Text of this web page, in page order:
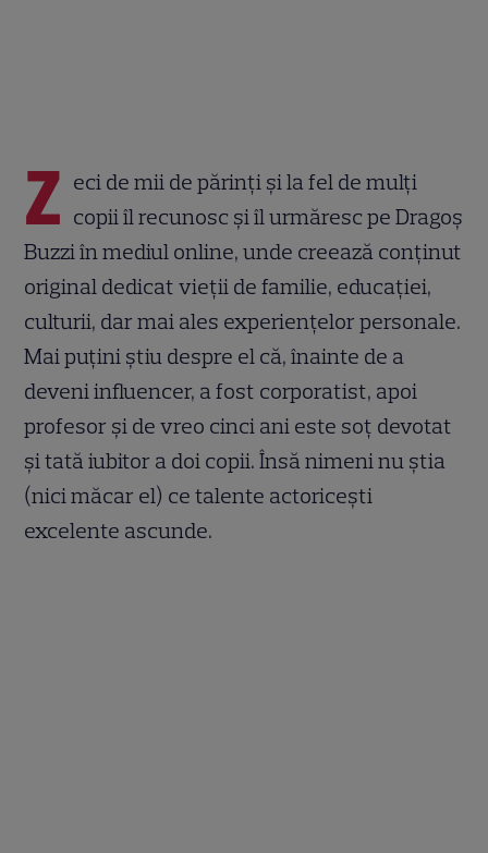
Z eci de mii de părinți și la fel de mulți
copii îl recunosc și îl urmăresc pe Dragoș
Buzzi în mediul online, unde creează conținut
original dedicat vieții de familie, educației,
culturii, dar mai ales experiențelor personale.
Mai puțini știu despre el că, înainte de a
deveni influencer, a fost corporatist, apoi
profesor și de vreo cinci ani este soț devotat
și tată iubitor a doi copii. Însă nimeni nu știa
(nici măcar el) ce talente actoricești
excelente ascunde.